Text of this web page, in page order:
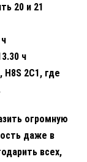
20 и 21
ч
2C1, где
огромную
даже в
всех,